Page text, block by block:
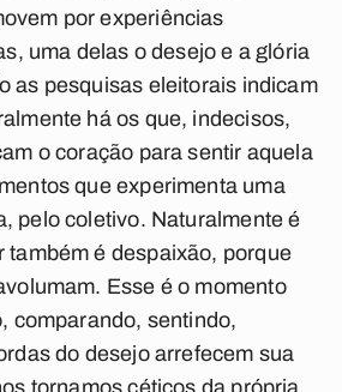
por experiências
uma delas o desejo e a glória
as pesquisas eleitorais indicam
há os que, indecisos,
o coração para sentir aquela
que experimenta uma
pelo coletivo. Naturalmente é
também é despaixão, porque
Esse é o momento
comparando, sentindo,
do desejo arrefecem sua
tornamos céticos da própria